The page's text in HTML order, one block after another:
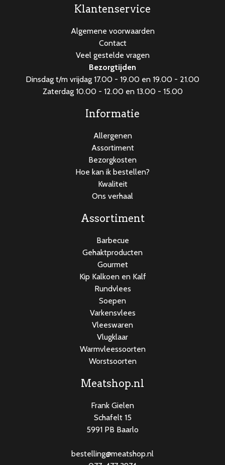
Klantenservice
Algemene voorwaarden
Contact
Veel gestelde vragen
Bezorgtijden
Dinsdag t/m vrijdag 17.00 - 19.00 en 19.00 - 21.00
Zaterdag 10.00 - 12.00 en 13.00 - 15.00
Informatie
Allergenen
Assortiment
Bezorgkosten
Hoe kan ik bestellen?
Kwaliteit
Ons verhaal
Assortiment
Barbecue
Gehaktproducten
Gourmet
Kip Kalkoen en Kalf
Rundvlees
Soepen
Varkensvlees
Vleeswaren
Vlugklaar
Warmvleessoorten
Worstsoorten
Meatshop.nl
Frank Gielen
Schafelt 15
5991 PB Baarlo
bestelling@meatshop.nl